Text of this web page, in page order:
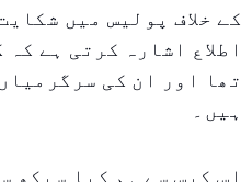
کے خلاف پولیس میں
اطلاع اشارہ کرتی ہے
تھا اور ان کی
ہیں۔
اس کیس سے ہم کیا سیکھ